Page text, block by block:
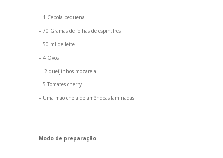
– 1 Cebola pequena
– 70 Gramas de folhas de espinafres
– 50 ml de leite
– 4 Ovos
– 2 queijinhos mozarela
– 5 Tomates cherry
– Uma mão cheia de amêndoas laminadas
Modo de preparação